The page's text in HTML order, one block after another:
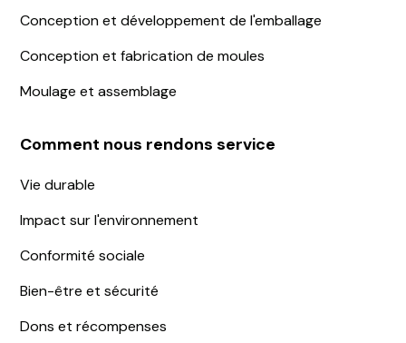
Conception et développement de l'emballage
Conception et fabrication de moules
Moulage et assemblage
Comment nous rendons service
Vie durable
Impact sur l'environnement
Conformité sociale
Bien-être et sécurité
Dons et récompenses